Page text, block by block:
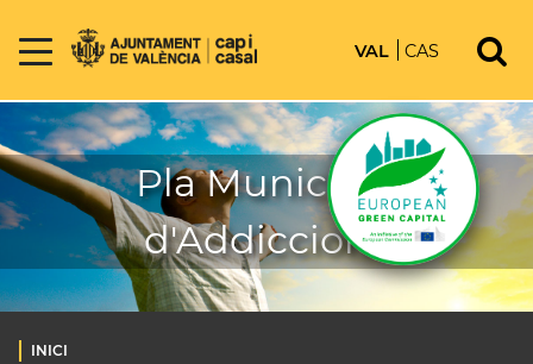
VAL CAS
Pla Municipal
d'Addiccions
INICI